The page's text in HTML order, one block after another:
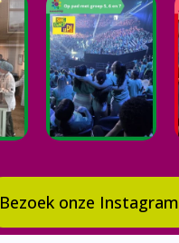
Bezoek onze Instagram